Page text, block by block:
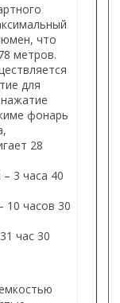
что
метров.
для
фонарь
28
3 часа 40
10 часов 30
час 30